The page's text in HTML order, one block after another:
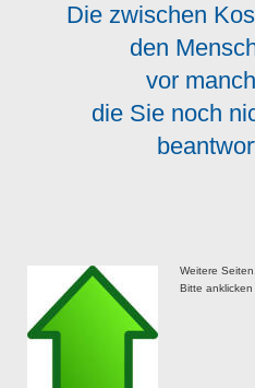
Die zwischen
den
vor
die Sie noch
Weitere Seiten.
Bitte anklicken